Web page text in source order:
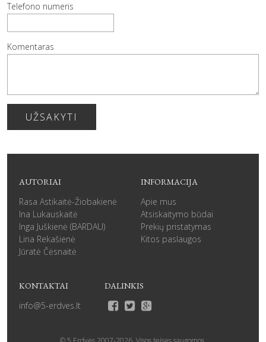
Telefono numeris
Komentaras
UŽSAKYTI
AUTORIAI
Rasa Astikaitė-Žiobakienė
Ina Lukauskaitė
Inga Juškienė (BARDAU)
Lina Rekašienė
Jūratė Čėsnaitė
INFORMACIJA
Apie mus
Atsiskaitymo būdai
Prekių pristatymas
Kitos paslaugos
KONTAKTAI
info@5-erdves.lt
DALINKIS